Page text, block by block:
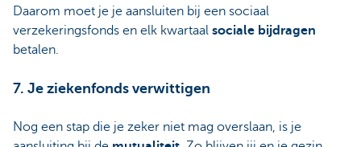
Daarom moet je je aansluiten bij een sociaal
verzekeringsfonds en elk kwartaal sociale bijdragen
betalen.
7. Je ziekenfonds verwittigen
Nog een stap die je zeker niet mag overslaan, is je